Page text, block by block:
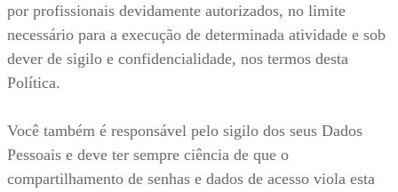
por profissionais devidamente autorizados, no limite
necessário para a execução de determinada atividade e sob
dever de sigilo e confidencialidade, nos termos desta
Política.
Você também é responsável pelo sigilo dos seus Dados
Pessoais e deve ter sempre ciência de que o
compartilhamento de senhas e dados de acesso viola esta